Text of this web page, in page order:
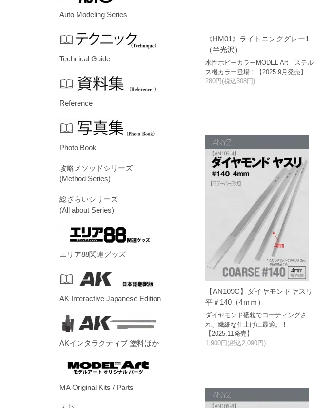
《HM01》ライトニンググレー1
（半光沢）
水性ホビーカラーMODEL Art ステル
ス機カラー登場！【2025.9月発売】
280円(税込308円)
【AN109C】ダイヤモンドヤスリ
平＃140（4ｍｍ）
ダイヤモンド砥粒でコーティングさ
れ、繊細な仕上げに最適。！
【2025.11発売】
1,900円(税込2,090円)
Auto Modeling Series
Technical Guide
Reference
Photo Book
攻略メソッドシリーズ
(Method Series)
総ざらいシリーズ
(All about Series)
エリア88関連グッズ
AK Interactive Japanese Edition
AKインタラクティブ 塗料ほか
MA Original Kits / Parts